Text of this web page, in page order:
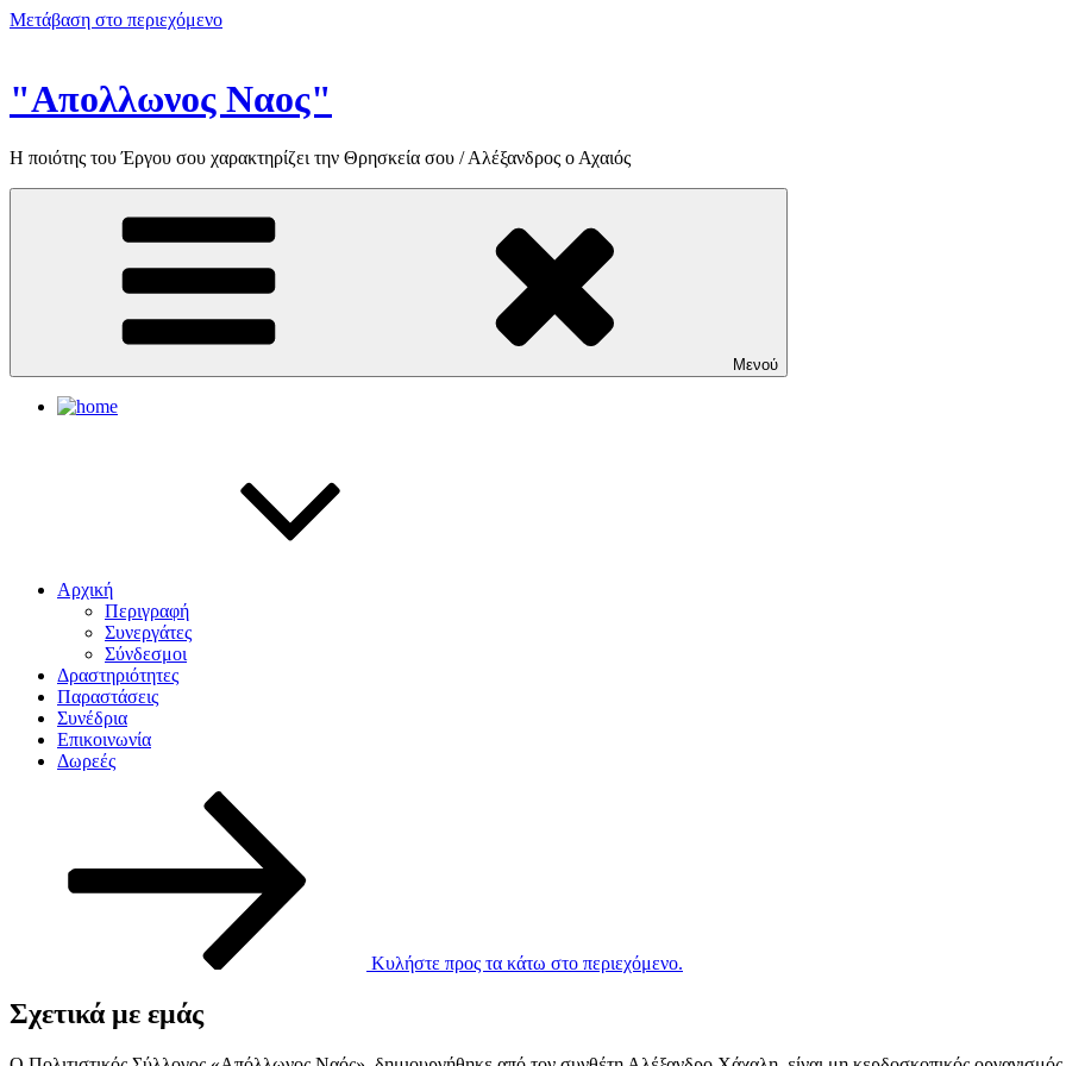
Μετάβαση στο περιεχόμενο
"Απολλωνος Ναος"
Η ποιότης του Έργου σου χαρακτηρίζει την Θρησκεία σου / Αλέξανδρος ο Αχαιός
Μενού
Αρχική
Περιγραφή
Συνεργάτες
Σύνδεσμοι
Δραστηριότητες
Παραστάσεις
Συνέδρια
Επικοινωνία
Δωρεές
Κυλήστε προς τα κάτω στο περιεχόμενο.
Σχετικά με εμάς